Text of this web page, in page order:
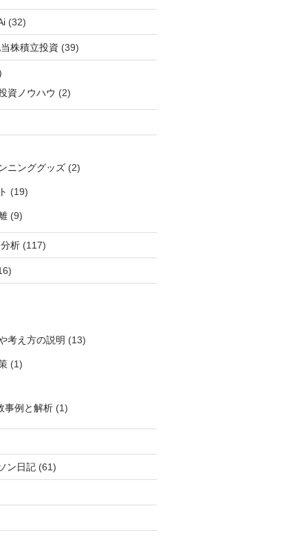
(32)
株積立投資 (39)
資ノウハウ (2)
ニンググッズ(2)
(19)
(9)
析(117)
考え方の説明 (13)
(1)
事例と解析(1)
ン日記(61)